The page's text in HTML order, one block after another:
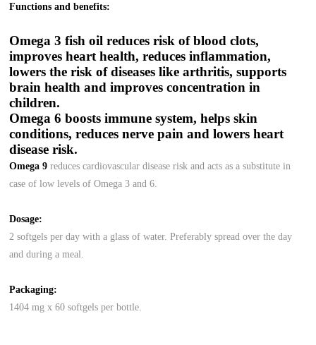
Functions and benefits:
Omega 3 fish oilreduces risk of blood clots,
improves heart health, reduces inflammation,
lowers the risk of diseases like arthritis, supports
brain health and improves concentration in
children.
Omega 6boosts immune system, helps skin
conditions, reduces nerve pain and lowers heart
disease risk.
Omega 9 reduces cardiovascular disease risk and acts as a substitute in
case of low levels of Omega 3 and 6.
Dosage:
2 softgels per day with a glass of water. Preferably spread over the day
and during a meal.
Packaging:
1404 mg x 60 softgels per bottle.